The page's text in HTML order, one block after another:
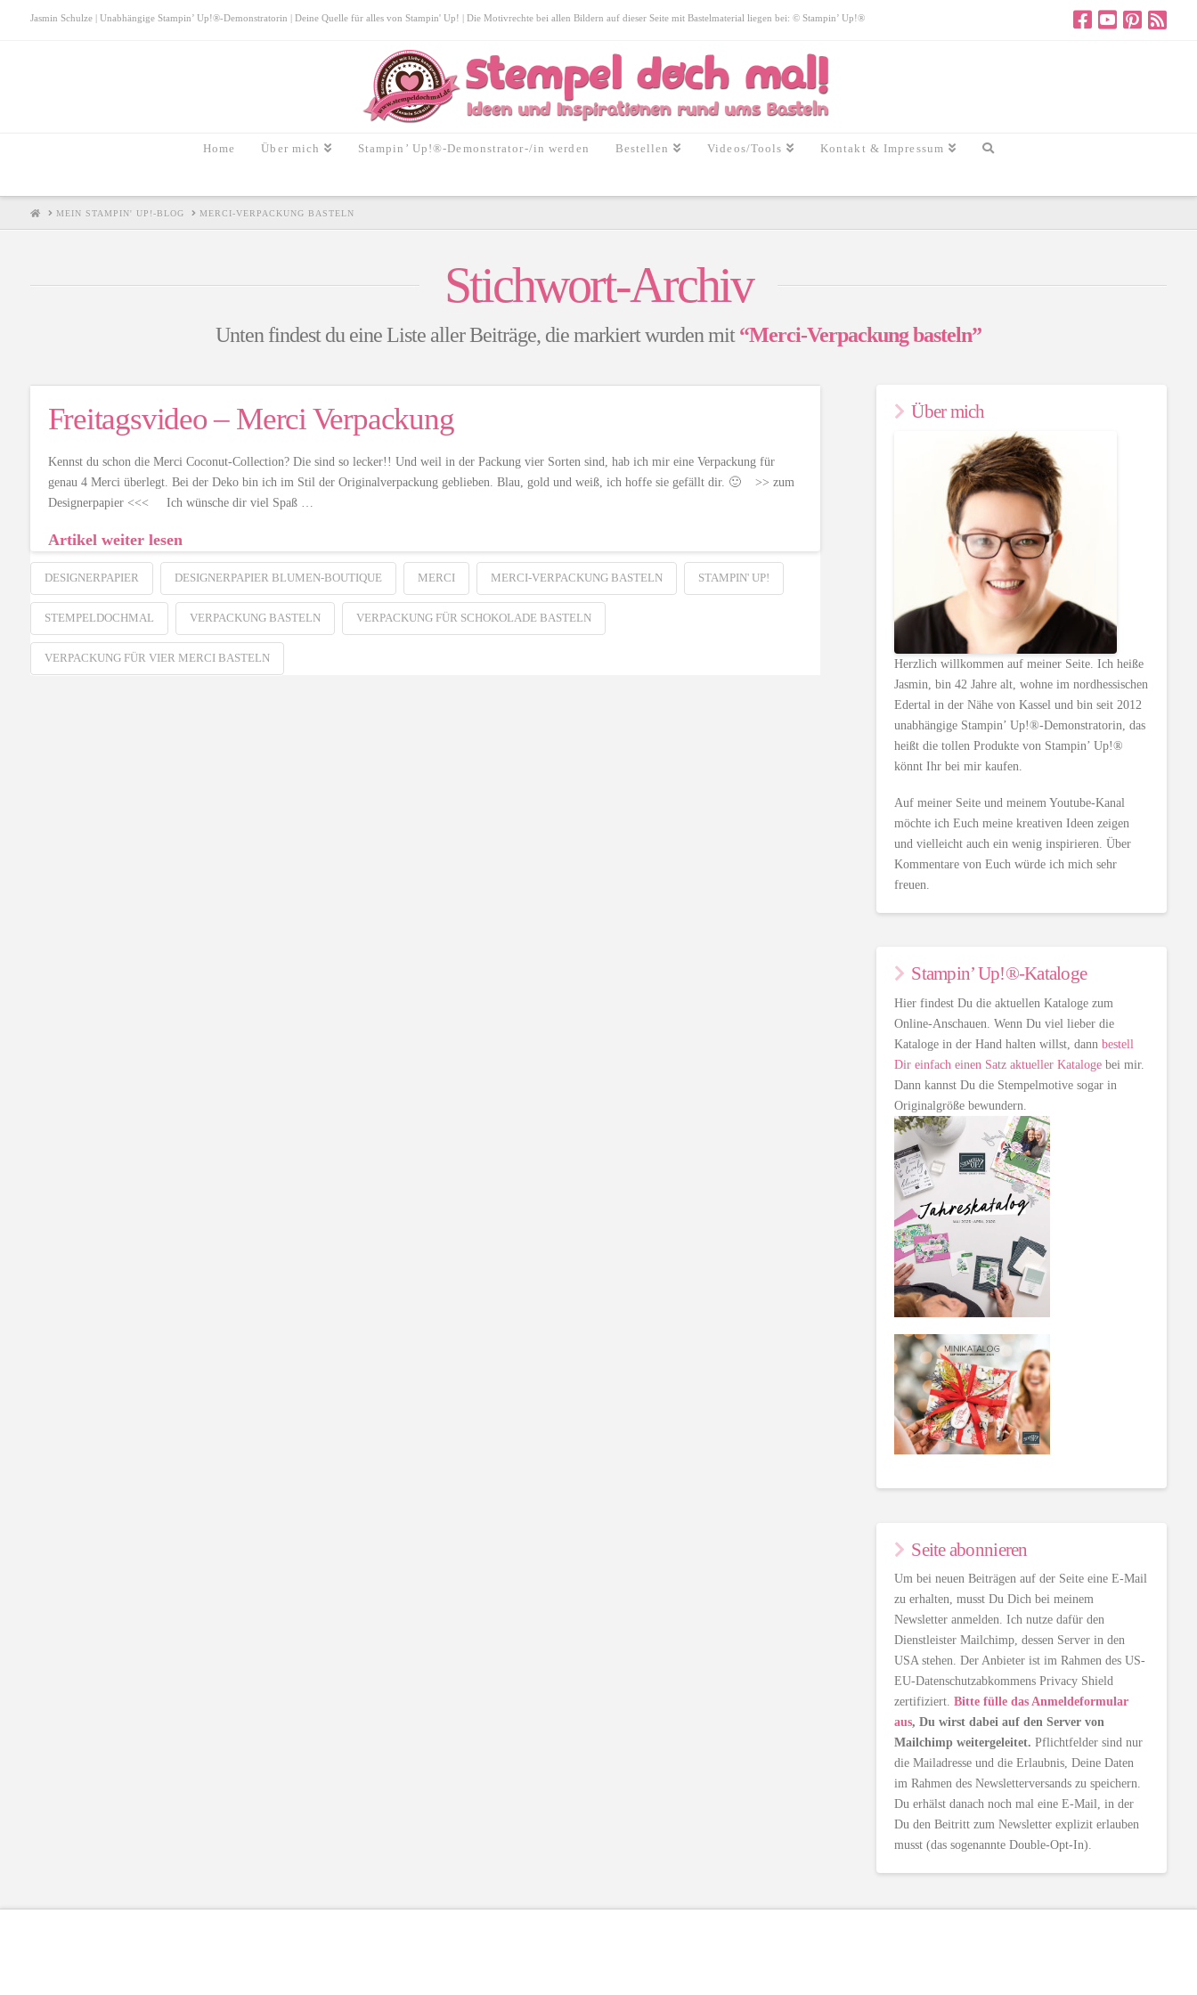
Jasmin Schulze | Unabhängige Stampin’ Up!®-Demonstratorin | Deine Quelle für alles von Stampin' Up! | Die Motivrechte bei allen Bildern auf dieser Seite mit Bastelmaterial liegen bei: © Stampin’ Up!®
Home Über mich Stampin’ Up!®-Demonstrator-/in werden Bestellen Videos/Tools Kontakt & Impressum
HOMEMEIN STAMPIN' UP!-BLOG MERCI-VERPACKUNG BASTELN
Stichwort-Archiv
Unten findest du eine Liste aller Beiträge, die markiert wurden mit“Merci-Verpackung basteln”
Freitagsvideo – Merci Verpackung
Kennst du schon die Merci Coconut-Collection? Die sind so lecker!! Und weil in der Packung vier Sorten sind, hab ich mir eine Verpackung für
genau 4 Merci überlegt. Bei der Deko bin ich im Stil der Originalverpackung geblieben. Blau, gold und weiß, ich hoffe sie gefällt dir. 🙂 >> zum
Designerpapier <<< Ich wünsche dir viel Spaß …
Artikel weiter lesen
DESIGNERPAPIER DESIGNERPAPIER BLUMEN-BOUTIQUE MERCI MERCI-VERPACKUNG BASTELN STAMPIN' UP!
STEMPELDOCHMAL VERPACKUNG BASTELN VERPACKUNG FÜR SCHOKOLADE BASTELN
VERPACKUNG FÜR VIER MERCI BASTELN
Über mich
Herzlich willkommen auf meiner Seite. Ich heiße
Jasmin, bin 42 Jahre alt, wohne im nordhessischen
Edertal in der Nähe von Kassel und bin seit 2012
unabhängige Stampin’ Up!®-Demonstratorin, das
heißt die tollen Produkte von Stampin’ Up!®
könnt Ihr bei mir kaufen.
Auf meiner Seite und meinem Youtube-Kanal
möchte ich Euch meine kreativen Ideen zeigen
und vielleicht auch ein wenig inspirieren. Über
Kommentare von Euch würde ich mich sehr
freuen.
Stampin’ Up!®-Kataloge
Hier findest Du die aktuellen Kataloge zum
Online-Anschauen. Wenn Du viel lieber die
Kataloge in der Hand halten willst, dannbestell
Dir einfach einen Satz aktueller Kataloge bei mir.
Dann kannst Du die Stempelmotive sogar in
Originalgröße bewundern.
Seite abonnieren
Um bei neuen Beiträgen auf der Seite eine E-Mail
zu erhalten, musst Du Dich bei meinem
Newsletter anmelden. Ich nutze dafür den
Dienstleister Mailchimp, dessen Server in den
USA stehen. Der Anbieter ist im Rahmen des US-
EU-Datenschutzabkommens Privacy Shield
zertifiziert.Bitte fülle das Anmeldeformular
aus, Du wirst dabei auf den Server von
Mailchimp weitergeleitet. Pflichtfelder sind nur
die Mailadresse und die Erlaubnis, Deine Daten
im Rahmen des Newsletterversands zu speichern.
Du erhälst danach noch mal eine E-Mail, in der
Du den Beitritt zum Newsletter explizit erlauben
musst (das sogenannte Double-Opt-In).